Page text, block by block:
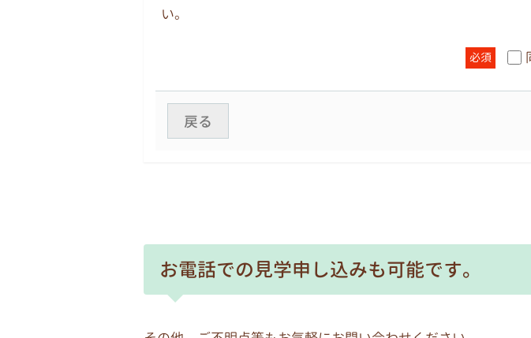
3.個人情報の提供
話やファックスによる問い合わせ、開示請求には応じませ
個人情報を取り扱う業務を外部に委託する場合は、個人情
密保持契約等を取り交わすとともに、適切な管理を実施しま
い。
必須
戻る
お電話での見学申し込みも可能です。